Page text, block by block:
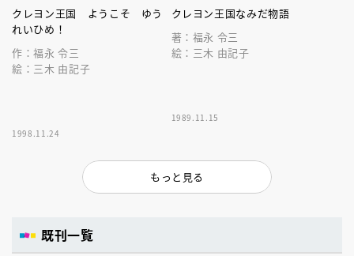
クレヨン王国 ようこそ ゆう
れいひめ！
作：福永 令三
絵：三木 由記子
1998.11.24
クレヨン王国なみだ物語
著：福永 令三
絵：三木 由記子
1989.11.15
もっと見る
既刊一覧